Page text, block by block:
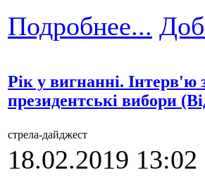
Подробнее...
Рік у вигнанні. Інтерв'ю
президентські вибори
стрела-дайджест
18.02.2019 13:02